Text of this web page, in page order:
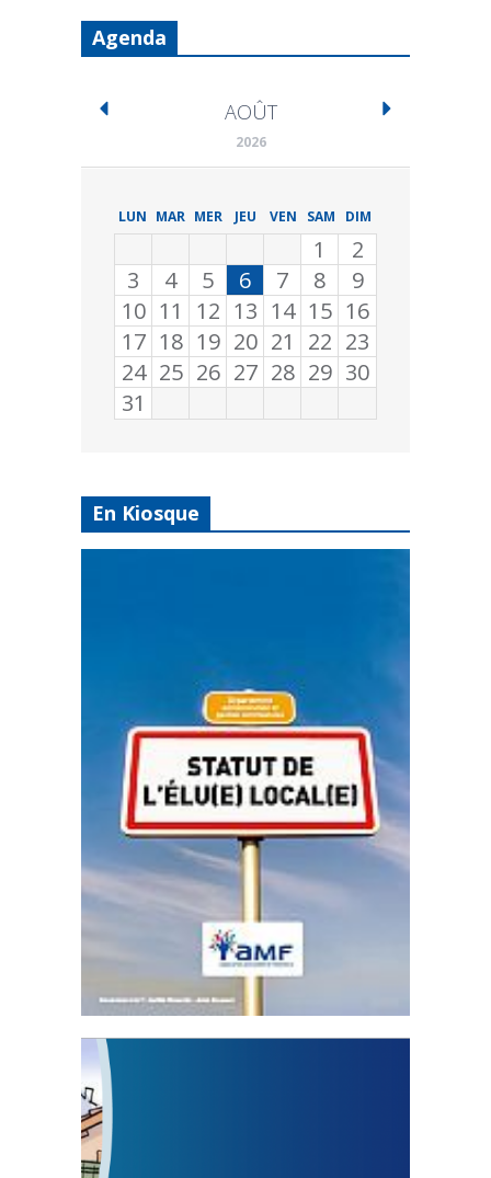
Agenda
AOÛT
2026
LUN MAR MER JEU VEN SAM DIM
1
2
3
4 5 6 7 8
9
10 11 12 13 14 15 16
17 18 19 20 21 22 23
24 25 26 27 28 29 30
31
En Kiosque
Statut de l’élu local
3 avril 2024
Mise à jour avril 2024
FEUILLETER